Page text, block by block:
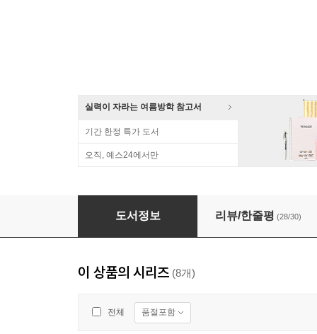
실력이 자라는 여름방학 참고서
기간 한정 특가 도서
오직, 예스24에서만
메가스터디 중학 국어 독해 비문학 과학 개념
도서정보 리뷰/한줄평 (28/30)
이 상품의 시리즈 (8개)
전체 품절포함